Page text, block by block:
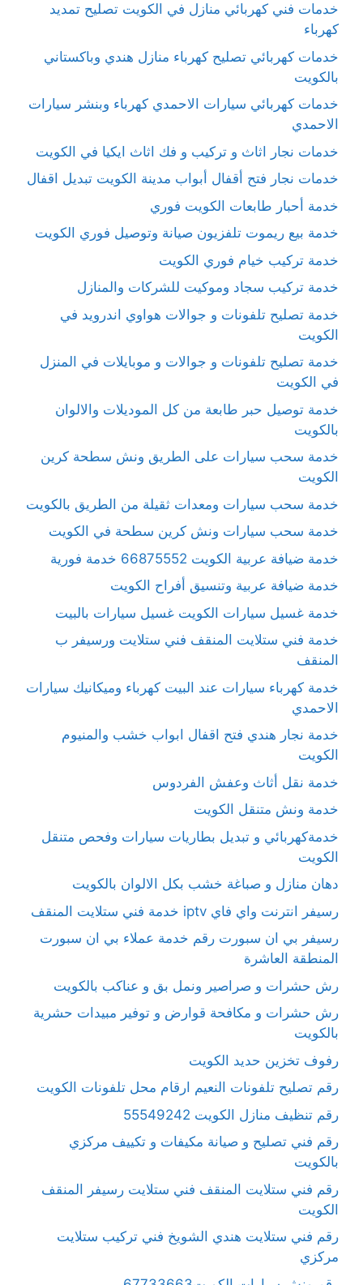
خدمات فني كهربائي منازل في الكويت تصليح تمديد
كهرباء
خدمات كهربائي تصليح كهرباء منازل هندي وباكستاني
بالكويت
خدمات كهربائي سيارات الاحمدي كهرباء وبنشر سيارات
الاحمدي
خدمات نجار اثاث و تركيب و فك اثاث ايكيا في الكويت
خدمات نجار فتح أقفال أبواب مدينة الكويت تبديل اقفال
خدمة أحبار طابعات الكويت فوري
خدمة بيع ريموت تلفزيون صيانة وتوصيل فوري الكويت
خدمة تركيب خيام فوري الكويت
خدمة تركيب سجاد وموكيت للشركات والمنازل
خدمة تصليح تلفونات و جوالات هواوي اندرويد في
الكويت
خدمة تصليح تلفونات و جوالات و موبايلات في المنزل
في الكويت
خدمة توصيل حبر طابعة من كل الموديلات والالوان
بالكويت
خدمة سحب سيارات على الطريق ونش سطحة كرين
الكويت
خدمة سحب سيارات ومعدات ثقيلة من الطريق بالكويت
خدمة سحب سيارات ونش كرين سطحة في الكويت
خدمة ضيافة عربية الكويت 66875552 خدمة فورية
خدمة ضيافة عربية وتنسيق أفراح الكويت
خدمة غسيل سيارات الكويت غسيل سيارات بالبيت
خدمة فني ستلايت المنقف فني ستلايت ورسيفر ب
المنقف
خدمة كهرباء سيارات عند البيت كهرباء وميكانيك سيارات
الاحمدي
خدمة نجار هندي فتح اقفال ابواب خشب والمنيوم
الكويت
خدمة نقل أثاث وعفش الفردوس
خدمة ونش متنقل الكويت
خدمةكهربائي و تبديل بطاريات سيارات وفحص متنقل
الكويت
دهان منازل و صباغة خشب بكل الالوان بالكويت
رسيفر انترنت واي فاي iptv خدمة فني ستلايت المنقف
رسيفر بي ان سبورت رقم خدمة عملاء بي ان سبورت
المنطقة العاشرة
رش حشرات و صراصير ونمل بق و عناكب بالكويت
رش حشرات و مكافحة قوارض و توفير مبيدات حشرية
بالكويت
رفوف تخزين حديد الكويت
رقم تصليح تلفونات النعيم ارقام محل تلفونات الكويت
رقم تنظيف منازل الكويت 55549242
رقم فني تصليح و صيانة مكيفات و تكييف مركزي
بالكويت
رقم فني ستلايت المنقف فني ستلايت رسيفر المنقف
الكويت
رقم فني ستلايت هندي الشويخ فني تركيب ستلايت
مركزي